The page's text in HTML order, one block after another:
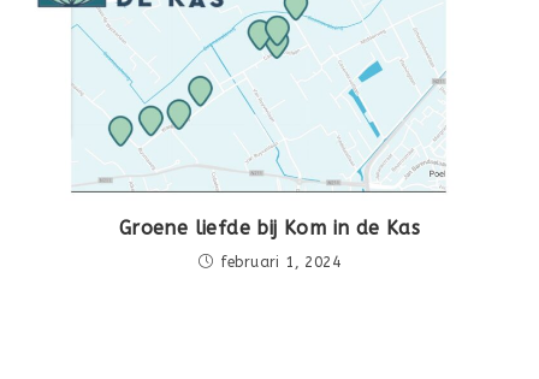
Groene liefde bij Kom in de Kas
februari 1, 2024